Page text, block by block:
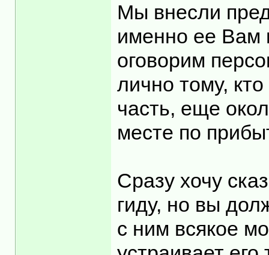
Мы внесли
именно ее Вам
оговорим
лично тому,
часть, еще
месте по
Сразу хочу
гиду, но вы
с ним всякое